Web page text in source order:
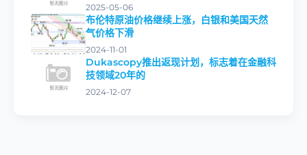
2025-05-06
布伦特原油价格继续上涨，白银和美国天然
气价格下滑
2024-11-01
Dukascopy推出返现计划，标志着在金融科
技领域20年的
2024-12-07